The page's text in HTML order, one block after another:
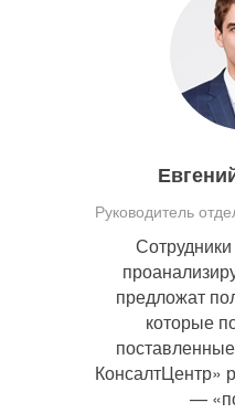
Руководитель
предложат
которые
КонсалтЦентр»
—